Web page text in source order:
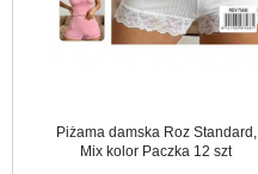
Piżama damska Roz Standard,
Mix kolor Paczka 12 szt